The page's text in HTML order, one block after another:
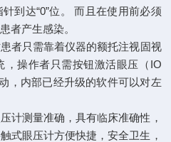
指针到达“0”位。 而且在使用前必须
者产生感染。
只需靠着仪器的额托注视固视
，操作者只需按钮激活眼压（IO
，内部已经升级的软件可以对左
量准确，具有临床准确性，
眼压计方便快捷，安全卫生，